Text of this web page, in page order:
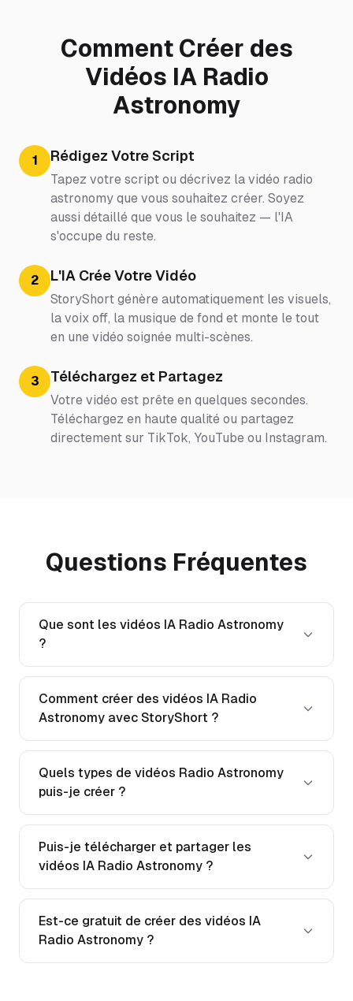
Comment Créer des
Vidéos IA Radio
Astronomy
1 Rédigez Votre Script
Tapez votre script ou décrivez la vidéo radio
astronomy que vous souhaitez créer. Soyez
aussi détaillé que vous le souhaitez — l'IA
s'occupe du reste.
2 L'IA Crée Votre Vidéo
StoryShort génère automatiquement les visuels,
la voix off, la musique de fond et monte le tout
en une vidéo soignée multi-scènes.
3 Téléchargez et Partagez
Votre vidéo est prête en quelques secondes.
Téléchargez en haute qualité ou partagez
directement sur TikTok, YouTube ou Instagram.
Questions Fréquentes
Que sont les vidéos IA Radio Astronomy
?
Comment créer des vidéos IA Radio
Astronomy avec StoryShort ?
Quels types de vidéos Radio Astronomy
puis-je créer ?
Puis-je télécharger et partager les
vidéos IA Radio Astronomy ?
Est-ce gratuit de créer des vidéos IA
Radio Astronomy ?